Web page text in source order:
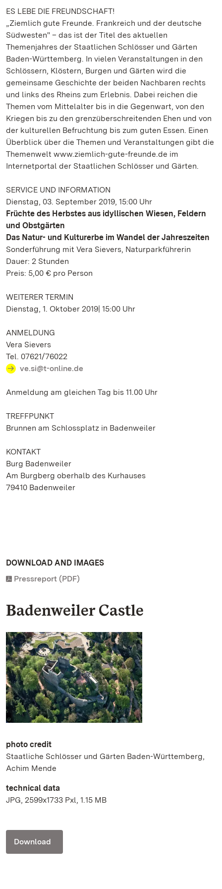
ES LEBE DIE FREUNDSCHAFT!
„Ziemlich gute Freunde. Frankreich und der deutsche
Südwesten" – das ist der Titel des aktuellen
Themenjahres der Staatlichen Schlösser und Gärten
Baden-Württemberg. In vielen Veranstaltungen in den
Schlössern, Klöstern, Burgen und Gärten wird die
gemeinsame Geschichte der beiden Nachbaren rechts
und links des Rheins zum Erlebnis. Dabei reichen die
Themen vom Mittelalter bis in die Gegenwart, von den
Kriegen bis zu den grenzüberschreitenden Ehen und von
der kulturellen Befruchtung bis zum guten Essen. Einen
Überblick über die Themen und Veranstaltungen gibt die
Themenwelt www.ziemlich-gute-freunde.de im
Internetportal der Staatlichen Schlösser und Gärten.
SERVICE UND INFORMATION
Dienstag, 03. September 2019, 15:00 Uhr
Früchte des Herbstes aus idyllischen Wiesen, Feldern
und Obstgärten
Das Natur- und Kulturerbe im Wandel der Jahreszeiten
Sonderführung mit Vera Sievers, Naturparkführerin
Dauer: 2 Stunden
Preis: 5,00 € pro Person
WEITERER TERMIN
Dienstag, 1. Oktober 2019| 15:00 Uhr
ANMELDUNG
Vera Sievers
Tel. 07621/76022
ve.si@t-online.de
Anmeldung am gleichen Tag bis 11.00 Uhr
TREFFPUNKT
Brunnen am Schlossplatz in Badenweiler
KONTAKT
Burg Badenweiler
Am Burgberg oberhalb des Kurhauses
79410 Badenweiler
DOWNLOAD AND IMAGES
Pressreport (PDF)
Badenweiler Castle
photo credit
Staatliche Schlösser und Gärten Baden-Württemberg,
Achim Mende
technical data
JPG, 2599x1733 Pxl, 1.15 MB
Download